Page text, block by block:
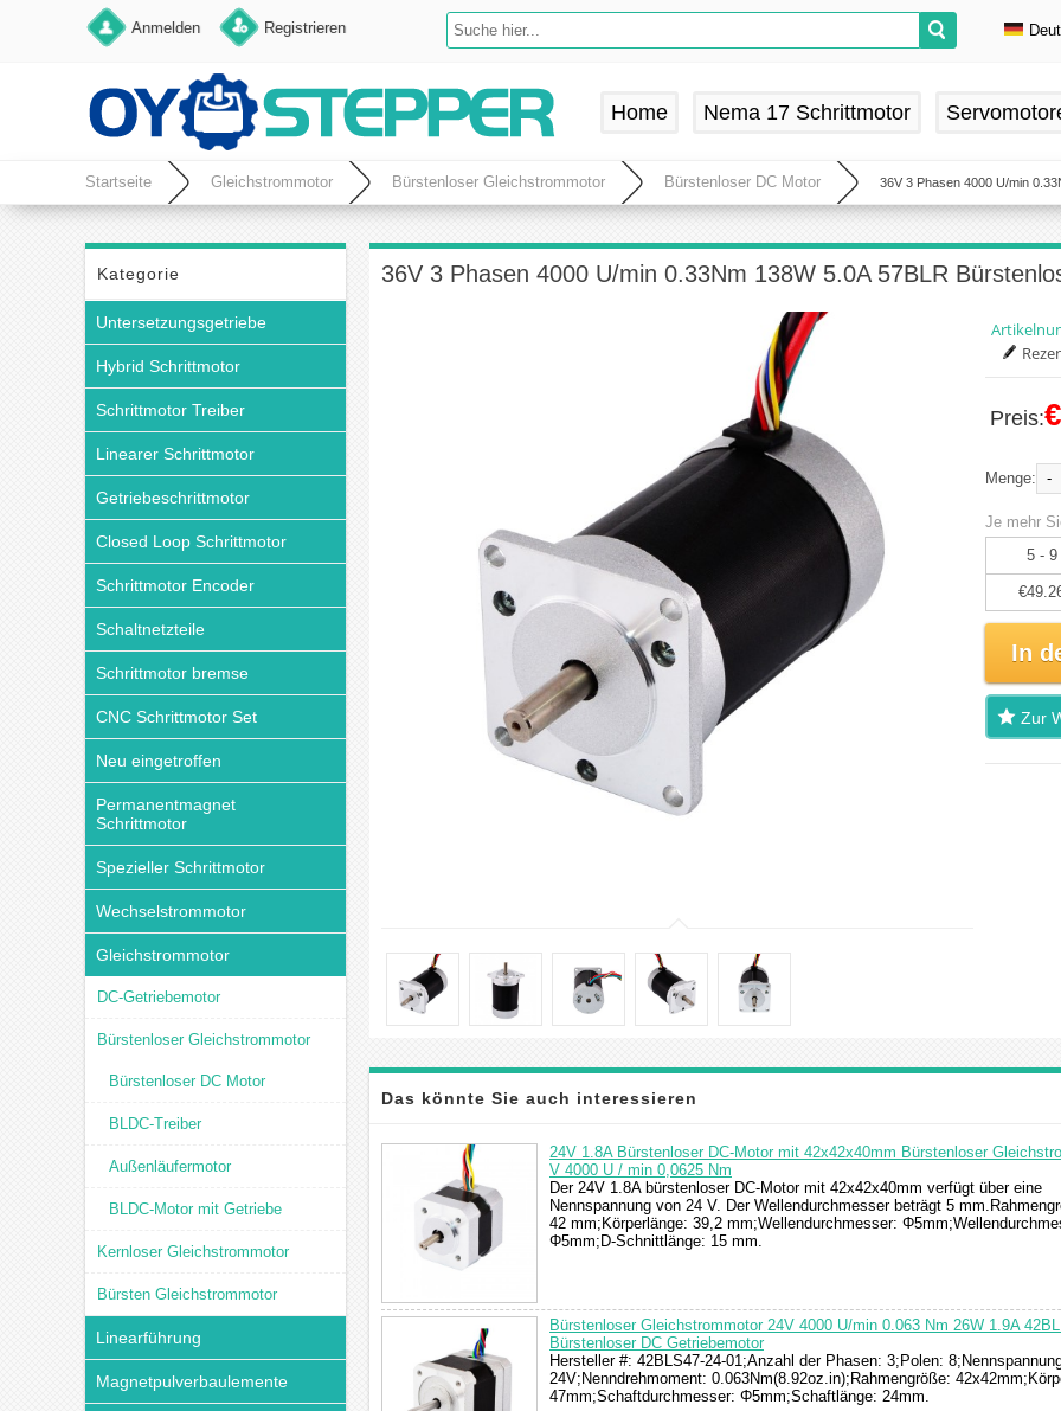
Anmelden Registrieren
Home Nema 17 Schrittmotor
Startseite Gleichstrommotor Bürstenloser Gleichstrommotor Bürstenloser DC Motor 36V 3 Phasen 4000 U/min
Kategorie
Untersetzungsgetriebe
Hybrid Schrittmotor
Schrittmotor Treiber
Linearer Schrittmotor
Getriebeschrittmotor
Closed Loop Schrittmotor
Schrittmotor Encoder
Schaltnetzteile
Schrittmotor bremse
CNC Schrittmotor Set
Neu eingetroffen
Permanentmagnet
Schrittmotor
Spezieller Schrittmotor
Wechselstrommotor
Gleichstrommotor
DC-Getriebemotor
Bürstenloser Gleichstrommotor
Bürstenloser DC Motor
BLDC-Treiber
Außenläufermotor
BLDC-Motor mit Getriebe
Kernloser Gleichstrommotor
Bürsten Gleichstrommotor
Linearführung
Magnetpulverbaulemente
36V 3 Phasen 4000 U/min 0.33Nm 138W 5.0A 57BLR
Preis:
Menge: -
Je mehr
5 - 9
In
Zur
Das könnte Sie auch interessieren
24V 1.8A Bürstenloser DC-Motor mit 42x42x40mm Bürstenloser
V 4000 U / min 0,0625 Nm
Der 24V 1.8A bürstenloser DC-Motor mit 42x42x40mm verfügt über eine
Nennspannung von 24 V. Der Wellendurchmesser beträgt 5
42 mm;Körperlänge: 39,2 mm;Wellendurchmesser:
Φ5mm;D-Schnittlänge: 15 mm.
Bürstenloser Gleichstrommotor 24V 4000 U/min 0.063 Nm 26W 1.9A
Bürstenloser DC Getriebemotor
Hersteller #: 42BLS47-24-01;Anzahl der Phasen: 3;Polen:
24V;Nenndrehmoment: 0.063Nm(8.92oz.in);Rahmengröße:
47mm;Schaftdurchmesser: Φ5mm;Schaftlänge: 24mm.